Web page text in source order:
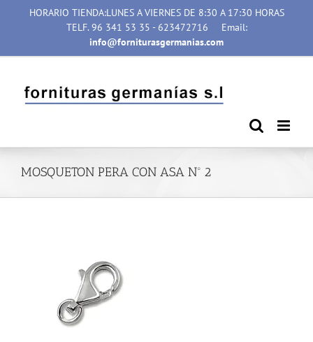
HORARIO TIENDA:LUNES A VIERNES DE 8:30 A 17:30 HORAS
TELF. 96 341 53 35 - 623472716
Email:
info@forniturasgermanias.com
MOSQUETON PERA CON ASA Nº 2